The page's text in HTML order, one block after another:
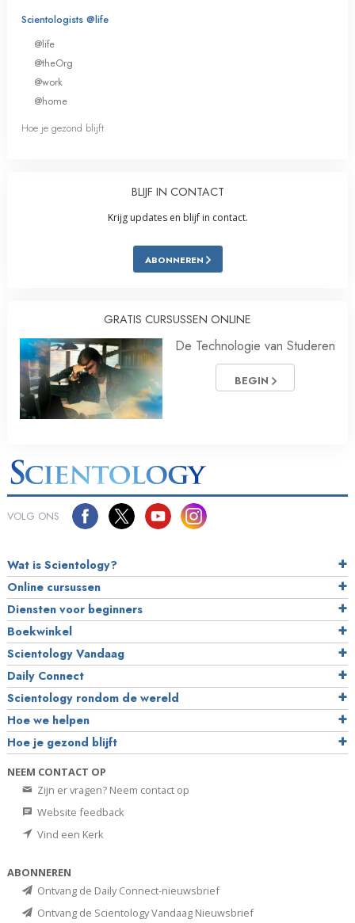
Scientologists @life
@life
@theOrg
@work
@home
Hoe je gezond blijft
BLIJF IN CONTACT
Krijg updates en blijf in contact.
ABONNEREN
GRATIS CURSUSSEN ONLINE
De Technologie van Studeren
BEGIN
VOLG ONS
Wat is Scientology?
Online cursussen
Diensten voor beginners
Boekwinkel
Scientology Vandaag
Daily Connect
Scientology rondom de wereld
Hoe we helpen
Hoe je gezond blijft
NEEM CONTACT OP
Zijn er vragen? Neem contact op
Website feedback
Vind een Kerk
ABONNEREN
Ontvang de Daily Connect-nieuwsbrief
Ontvang de Scientology Vandaag Nieuwsbrief